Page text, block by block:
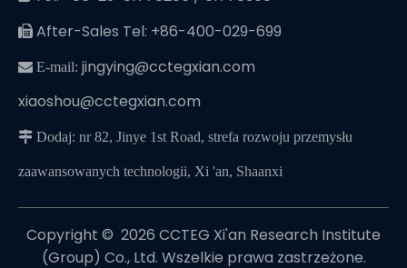
 After-Sales Tel: +86-400-029-699
 E-mail: jingying@cctegxian.com
xiaoshou@cctegxian.com
 Dodaj: nr 82, Jinye 1st Road, strefa rozwoju przemysłu
zaawansowanych technologii, Xi 'an, Shaanxi
Copyright © ️ 2026 CCTEG Xi'an Research Institute
(Group) Co., Ltd. Wszelkie prawa zastrzeżone.